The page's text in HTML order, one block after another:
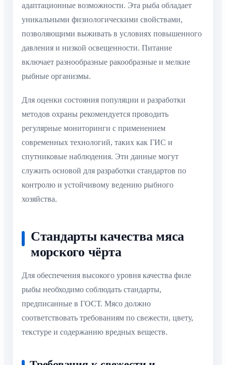
адаптационные возможности. Эта рыба обладает
уникальными физиологическими свойствами,
позволяющими выживать в условиях повышенного
давления и низкой освещенности. Питание
включает разнообразные ракообразные и мелкие
рыбные организмы.
Для оценки состояния популяции и разработки
методов охраны рекомендуется проводить
регулярные мониторинги с применением
современных технологий, таких как ГИС и
спутниковые наблюдения. Эти данные могут
служить основой для разработки стандартов по
контролю и устойчивому ведению рыбного
хозяйства.
Стандарты качества мяса
морского чёрта
Для обеспечения высокого уровня качества филе
рыбы необходимо соблюдать стандарты,
предписанные в ГОСТ. Мясо должно
соответствовать требованиям по свежести, цвету,
текстуре и содержанию вредных веществ.